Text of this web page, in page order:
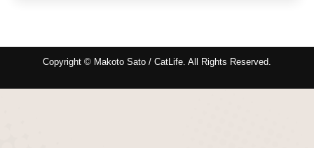
Copyright © Makoto Sato / CatLife. All Rights Reserved.